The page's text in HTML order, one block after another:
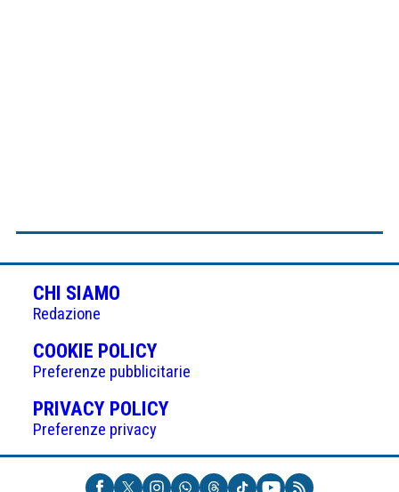
CHI SIAMO
Redazione
COOKIE POLICY(APRE
IN
UNA
NUOVA
Preferenze pubblicitarie
PRIVACY POLICY(APRE
UNA
NUOVA
Preferenze privacy